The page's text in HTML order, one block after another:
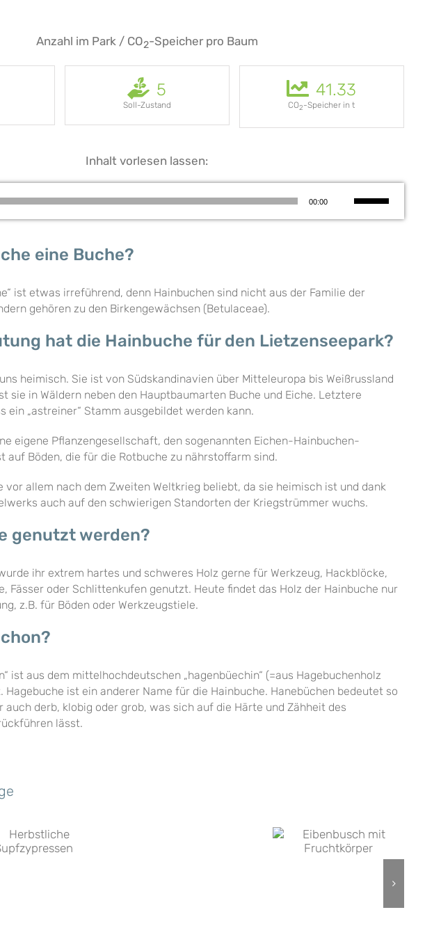
Anzahl im Park / CO2-Speicher pro Baum
5
Soll-Zustand
41.33
CO2-Speicher in t
Inhalt vorlesen lassen:
00:00
zu
eine Buche?
ist etwas irreführend, denn Hainbuchen sind nicht aus der Familie der
gehören zu den Birkengewächsen (Betulaceae).
hat die Hainbuche für den Lietzenseepark?
heimisch. Sie ist von Südskandinavien über Mitteleuropa bis Weißrussland
sie in Wäldern neben den Hauptbaumarten Buche und Eiche. Letztere
ein „astreiner“ Stamm ausgebildet werden kann.
eigene Pflanzengesellschaft, den sogenannten Eichen-Hainbuchen-
auf Böden, die für die Rotbuche zu nährstoffarm sind.
vor allem nach dem Zweiten Weltkrieg beliebt, da sie heimisch ist und dank
auch auf den schwierigen Standorten der Kriegstrümmer wuchs.
genutzt werden?
ihr extrem hartes und schweres Holz gerne für Werkzeug, Hackblöcke,
Fässer oder Schlittenkufen genutzt. Heute findet das Holz der Hainbuche nur
z.B. für Böden oder Werkzeugstiele.
ist aus dem mittelhochdeutschen „hagenbüechin“ (=aus Hagebuchenholz
Hagebuche ist ein anderer Name für die Hainbuche. Hanebüchen bedeutet so
derb, klobig oder grob, was sich auf die Härte und Zähheit des
lässt.
Hainbuche